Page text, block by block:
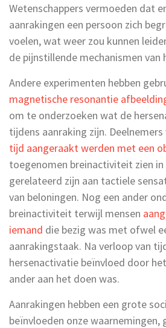
Wetenschappers vermoeden dat
aanrakingen een persoon zich
voelen, wat weer zou kunnen
de pijnstillende mechanismen van
Andere experimenten hebben
magnetische resonantie
om te onderzoeken wat de
tijdens aanraking zijn. Deelnemers
tijd aangeraakt werden met een
toegenomen breinactiviteit zien in
gerelateerd zijn aan tactiele
van beloningen. Nog een ander
breinactiviteit terwijl mensen
iemand die bezig was met ofwel
aanrakingstaak. Na verloop van
hersenactivatie beïnvloed door
ander aan het doen was.
Aanrakingen hebben een grote
beïnvloeden onze waarnemingen,